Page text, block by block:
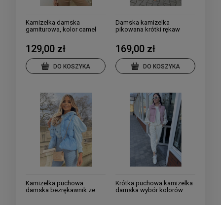
Kamizelka damska
garniturowa, kolor camel
129,00 zł
DO KOSZYKA
Damska kamizelka
pikowana krótki rękaw
169,00 zł
DO KOSZYKA
Kamizelka puchowa
damska bezrękawnik ze
Krótka puchowa kamizelka
damska wybór kolorów